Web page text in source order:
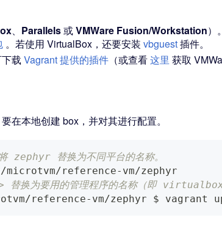
、 Parallels或VMWare Fusion/Workstation）
。若使用 VirtualBox，还要安装 vbguest插件。
载Vagrant 提供的插件 （或查看这里 获取
在本地创建 box，并对其进行配置。
zephyr 替换为不同平台的名称。
microtvm/reference-vm/zephyr
换为要用的管理程序的名称（即
reference-vm/zephyr $ vagrant